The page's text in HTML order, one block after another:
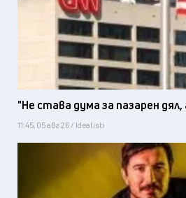
"Не става дума за пазарен дял,
11:45, 05 авг 26 / Idealisti